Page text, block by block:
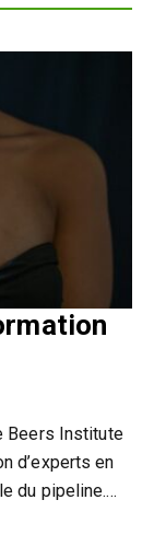
Beers Institute
d’experts en
du pipeline.…